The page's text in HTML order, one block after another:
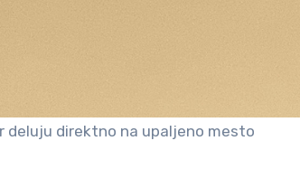
deluju direktno na upaljeno mesto